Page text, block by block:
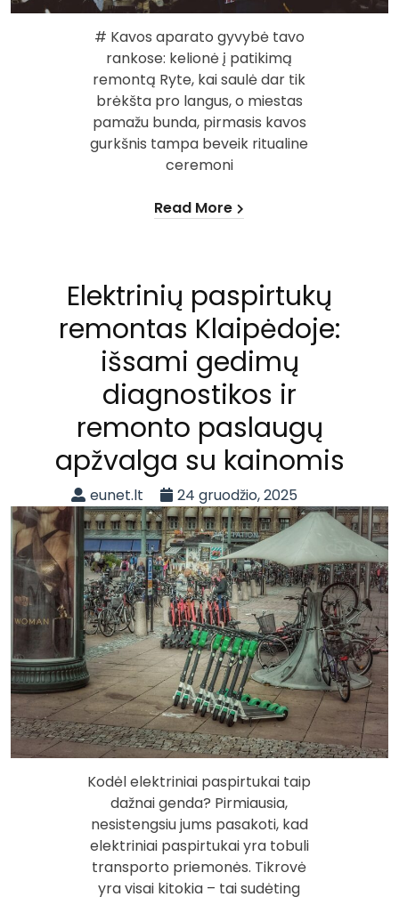
# Kavos aparato gyvybė tavo
rankose: kelionė į patikimą
remontą Ryte, kai saulė dar tik
brėkšta pro langus, o miestas
pamažu bunda, pirmasis kavos
gurkšnis tampa beveik ritualine
ceremoni
Read More
Elektrinių paspirtukų
remontas Klaipėdoje:
išsami gedimų
diagnostikos ir
remonto paslaugų
apžvalga su kainomis
eunet.lt 24 gruodžio, 2025
Kodėl elektriniai paspirtukai taip
dažnai genda? Pirmiausia,
nesistengsiu jums pasakoti, kad
elektriniai paspirtukai yra tobuli
transporto priemonės. Tikrovė
yra visai kitokia – tai sudėting